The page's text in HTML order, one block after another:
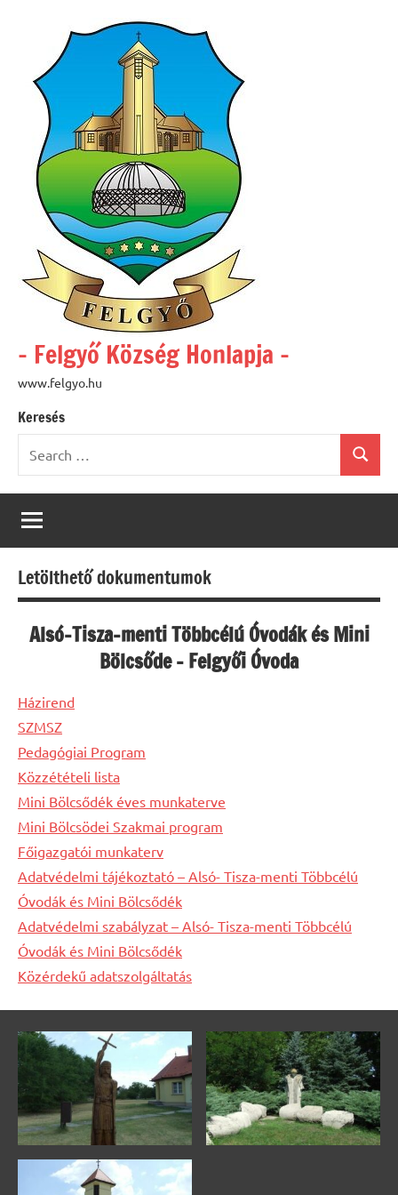
– Felgyő Község Honlapja –
www.felgyo.hu
Keresés
for:
Search
Letölthető dokumentumok
Alsó-Tisza-menti Többcélú Óvodák és Mini
Bölcsőde – Felgyői Óvoda
Házirend
SZMSZ
Pedagógiai Program
Közzétételi lista
Mini Bölcsődék éves munkaterve
Mini Bölcsödei Szakmai program
Főigazgatói munkaterv
Adatvédelmi tájékoztató – Alsó- Tisza-menti Többcélú
Óvodák és Mini Bölcsődék
Adatvédelmi szabályzat – Alsó- Tisza-menti Többcélú
Óvodák és Mini Bölcsődék
Közérdekű adatszolgáltatás